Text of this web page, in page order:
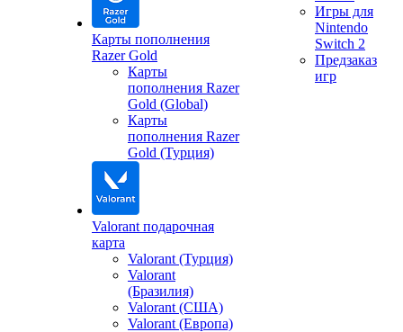
Карты пополнения
Razer Gold
Карты
пополнения Razer
Gold (Global)
Карты
пополнения Razer
Gold (Турция)
Valorant подарочная
карта
Valorant (Турция)
Valorant
(Бразилия)
Valorant (США)
Valorant (Европа)
Игры для
Nintendo
Switch 2
Предзаказ
игр